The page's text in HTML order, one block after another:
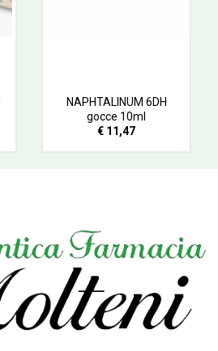
NAPHTALINUM 6DH
gocce 10ml
€ 11,47